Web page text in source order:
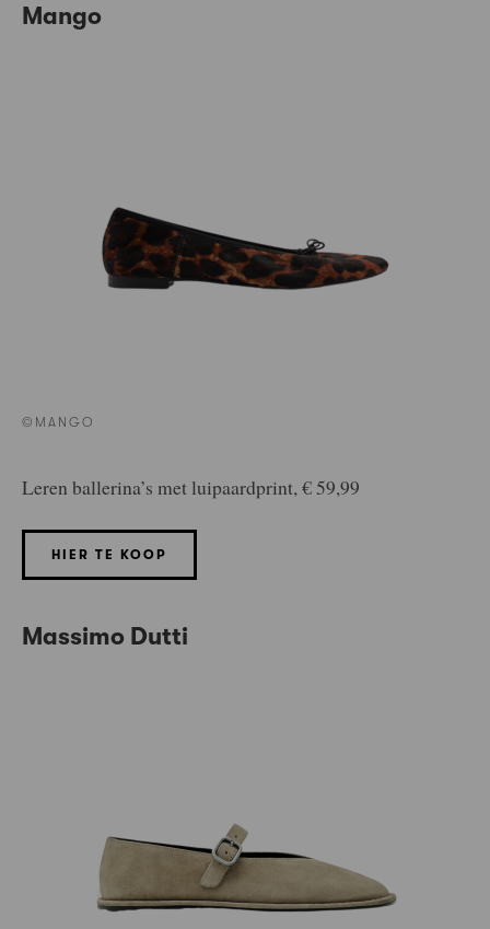
Mango
©MANGO
Leren ballerina’s met luipaardprint, € 59,99
HIER TE KOOP
Massimo Dutti